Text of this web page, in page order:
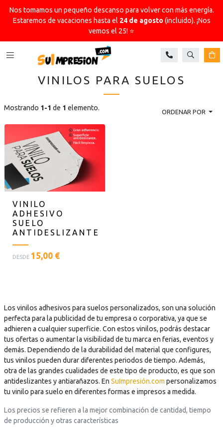
Nos tomamos un pequeño descanso para volver con más energía.
Estaremos de vacaciones hasta el 24 de agosto(incluido). ¡Nos
vemos el 25! ⭐
Buscar
VINILOS PARA SUELOS
Mostrando 1-1 de 1 elemento. ORDENAR POR
VINILO
ADHESIVO
SUELO
ANTIDESLIZANTE
<
t
i
l
l
a
s
t
e
x
o
=
DESDE 15,00 €
Los vinilos adhesivos para suelos personalizados, son una solución
perfecta para la publicidad de tu empresa o corporativa, ya que se
adhieren a cualquier superficie. Con estos vinilos, podrás destacar
tus ofertas o aumentar la visibilidad de tu marca en ferias, eventos y
demás. Dependiendo de la durabilidad del material que configures,
tus vinilos pueden durar diferentes periodos de tiempo. Además,
otra de las grandes cualidades de este tipo de producto, es que son
antideslizantes y antiarañazos. En SuImpresión.com personalizamos
tu vinilo para suelo en diferentes formas e impresos a medida.
Los precios se refieren a la mejor combinación de cantidad, tiempo
de producción y otras características